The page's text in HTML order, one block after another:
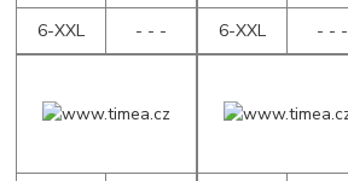
6-XXL
- - -
6-XXL
- - -